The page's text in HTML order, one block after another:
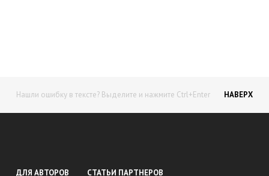
Нашли ошибку в тексте? Выделите и нажмите Ctrl+Enter НАВЕРХ
ДЛЯ АВТОРОВ СТАТЬИ ПАРТНЕРОВ